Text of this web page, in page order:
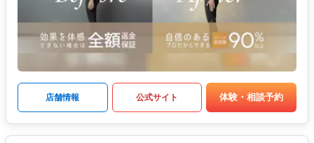
店舗情報 公式サイト 体験・相談予約